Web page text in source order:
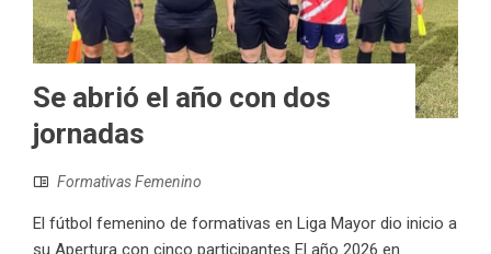
Se abrió el año con dos
jornadas
Formativas Femenino
El fútbol femenino de formativas en Liga Mayor dio inicio a
su Apertura con cinco participantes El año 2026 en